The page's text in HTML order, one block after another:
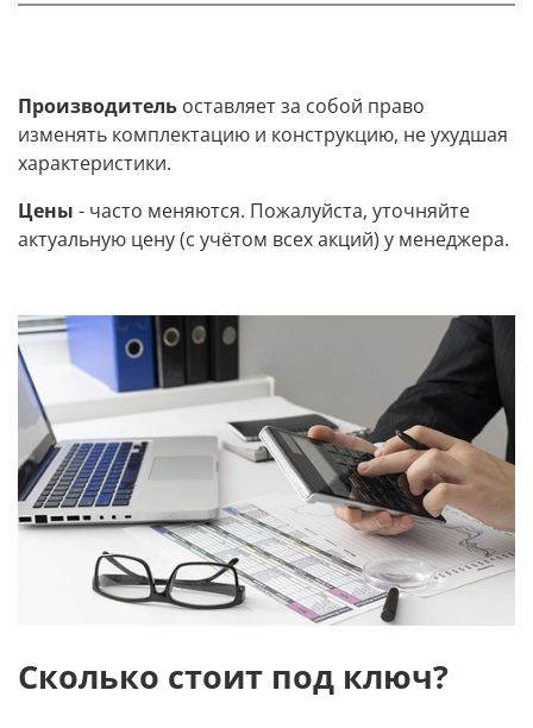
Производитель оставляет за собой право
изменять комплектацию и конструкцию, не ухудшая
характеристики.
Цены - часто меняются. Пожалуйста, уточняйте
актуальную цену (с учётом всех акций) у менеджера.
Сколько стоит под ключ?